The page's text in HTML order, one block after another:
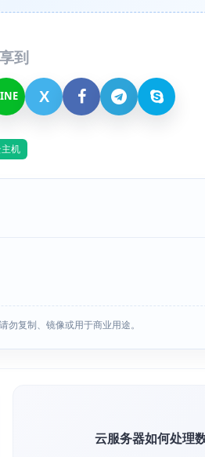
到
X
机
复制、镜像或用于商业用途。
云服务器如何处理